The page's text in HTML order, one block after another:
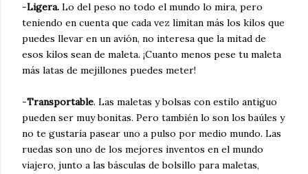
-Ligera. Lo del peso no todo el mundo lo mira, pero
teniendo en cuenta que cada vez limitan más los kilos que
puedes llevar en un avión, no interesa que la mitad de
esos kilos sean de maleta. ¡Cuanto menos pese tu maleta
más latas de mejillones puedes meter!
-Transportable. Las maletas y bolsas con estilo antiguo
pueden ser muy bonitas. Pero también lo son los baúles y
no te gustaría pasear uno a pulso por medio mundo. Las
ruedas son uno de los mejores inventos en el mundo
viajero, junto a las básculas de bolsillo para maletas,